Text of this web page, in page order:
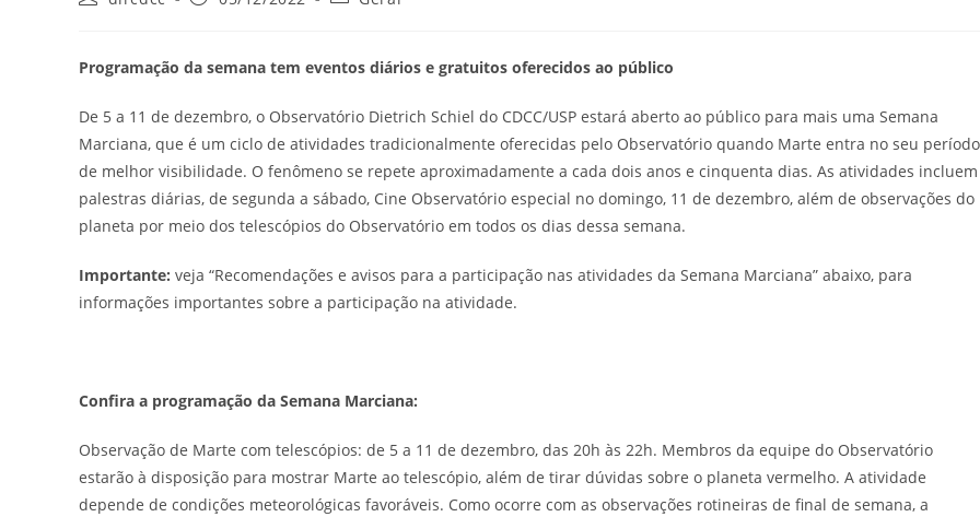
Programação da semana tem eventos diários e gratuitos oferecidos ao público
De 5 a 11 de dezembro, o Observatório Dietrich Schiel do CDCC/USP estará aberto ao público para mais uma Semana
Marciana, que é um ciclo de atividades tradicionalmente oferecidas pelo Observatório quando Marte entra no seu período
de melhor visibilidade. O fenômeno se repete aproximadamente a cada dois anos e cinquenta dias. As atividades incluem
palestras diárias, de segunda a sábado, Cine Observatório especial no domingo, 11 de dezembro, além de observações do
planeta por meio dos telescópios do Observatório em todos os dias dessa semana.
Importante: veja “Recomendações e avisos para a participação nas atividades da Semana Marciana” abaixo, para
informações importantes sobre a participação na atividade.
Confira a programação da Semana Marciana:
Observação de Marte com telescópios: de 5 a 11 de dezembro, das 20h às 22h. Membros da equipe do Observatório
estarão à disposição para mostrar Marte ao telescópio, além de tirar dúvidas sobre o planeta vermelho. A atividade
depende de condições meteorológicas favoráveis. Como ocorre com as observações rotineiras de final de semana, a